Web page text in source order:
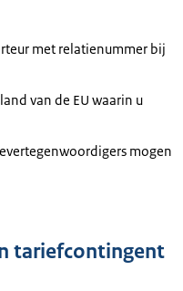
met relatienummer bij
van de EU waarin u
mogen
tariefcontingent